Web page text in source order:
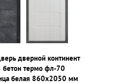
дверной континент
бетон термо фл-70
белая 860х2050 мм